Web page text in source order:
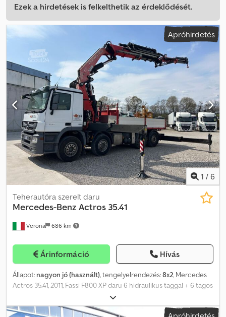
Ezek a hirdetések is felkelthetik az érdeklődését.
Apróhirdetés
1 / 6
Verona 686 km
Teherautóra szerelt daru
Mercedes-Benz Actros 35.41
Árinformáció Hívás
Állapot: nagyon jó (használt), tengelyelrendezés:8x2, Mercedes
Actros 35.41, 2011, Fassi F800 XP daru 6 hidraulikus taggal + 6 tagos
Jib, kosár, fix plató, kedvező ajánlat Crsdpfxsywuu Ds Al Dof